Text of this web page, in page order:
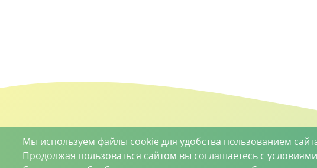
Мы используем файлы cookie для удобства пользованием
Продолжая пользоваться сайтом вы соглашаетесь с условиями